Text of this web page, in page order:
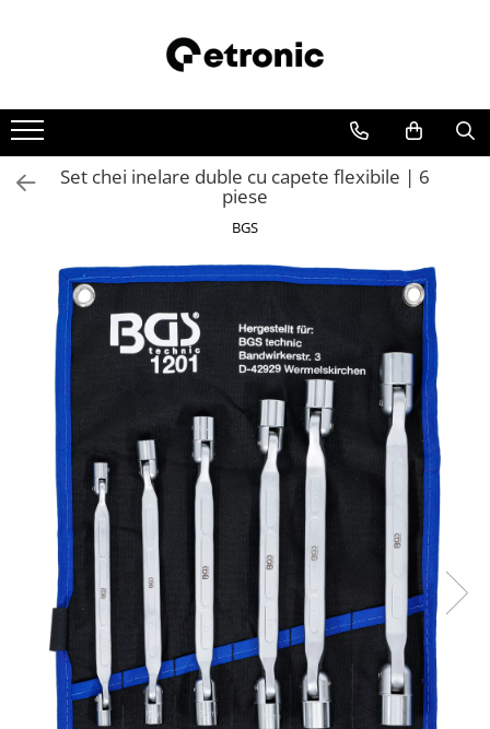
Set chei inelare duble cu capete flexibile | 6
piese
BGS